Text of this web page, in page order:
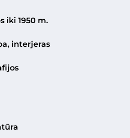
iki 1950 m.
interjeras